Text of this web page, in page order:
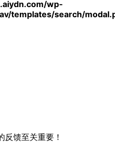
wp-
templates/search/
馈至关重要！